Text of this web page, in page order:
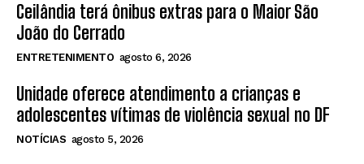
Ceilândia terá ônibus extras para o Maior São
João do Cerrado
ENTRETENIMENTO agosto 6, 2026
Unidade oferece atendimento a crianças e
adolescentes vítimas de violência sexual no DF
NOTÍCIAS agosto 5, 2026